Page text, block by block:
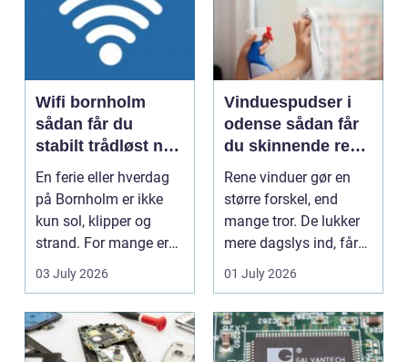
Wifi bornholm
sådan får du
stabilt trådløst net
på klippeøen
En ferie eller hverdag
på Bornholm er ikke
kun sol, klipper og
strand. For mange er
en stabil intern...
03 July 2026
Vinduespudser i
odense sådan får
du skinnende rene
ruder året rundt
Rene vinduer gør en
større forskel, end
mange tror. De lukker
mere dagslys ind, får
hjem og erhvervs...
01 July 2026